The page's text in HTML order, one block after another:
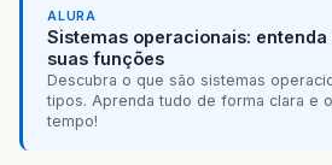
ALURA
Sistemas operacionais:
suas funções
Descubra o que são sistemas
tipos. Aprenda tudo de forma clara e
tempo!